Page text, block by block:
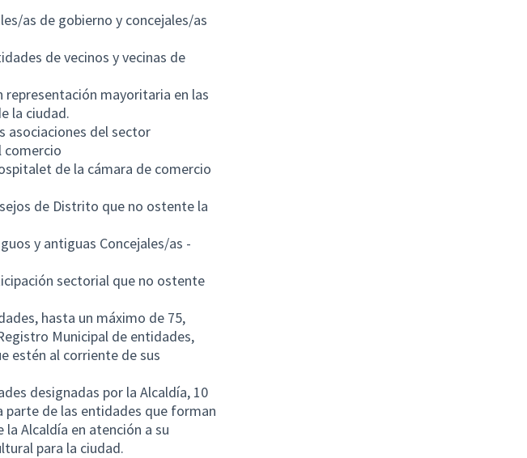
as de gobierno y concejales/as
de vecinos y vecinas de
mayoritaria en las
la ciudad.
asociaciones del sector
comercio
de la cámara de comercio
de Distrito que no ostente la
y antiguas Concejales/as -
sectorial que no ostente
hasta un máximo de 75,
Municipal de entidades,
estén al corriente de sus
designadas por la Alcaldía, 10
de las entidades que forman
Alcaldía en atención a su
para la ciudad.